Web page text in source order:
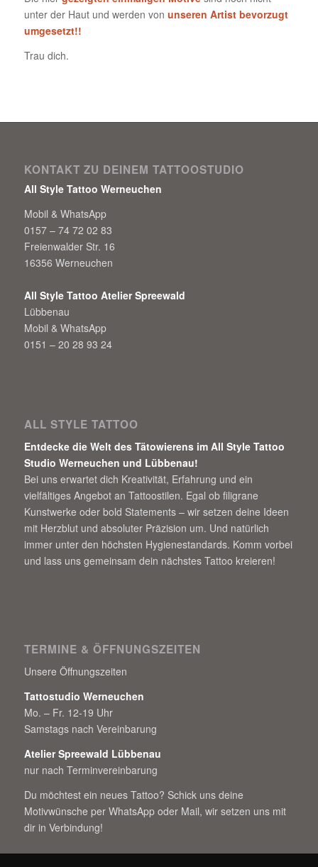
unter der Haut und werden von unseren Artist bevorzugt
umgesetzt!!
Trau dich.
KONTAKT ZU DEINEM TATTOOSTUDIO
All Style Tattoo Werneuchen
Mobil & WhatsApp
0157 – 74 72 02 83
Freienwalder Str. 16
16356 Werneuchen
All Style Tattoo Atelier Spreewald
Lübbenau
Mobil & WhatsApp
0151 – 20 28 93 24
ALL STYLE TATTOO
Entdecke die Welt des Tätowierens im All Style Tattoo
Studio Werneuchen und Lübbenau!
Bei uns erwartet dich Kreativität, Erfahrung und ein
vielfältiges Angebot an Tattoostilen. Egal ob filigrane
Kunstwerke oder bold Statements – wir setzen deine Ideen
mit Herzblut und absoluter Präzision um. Und natürlich
immer unter den höchsten Hygienestandards. Komm vorbei
und lass uns gemeinsam dein nächstes Tattoo kreieren!
TERMINE & ÖFFNUNGSZEITEN
Unsere Öffnungszeiten
Tattostudio Werneuchen
Mo. – Fr. 12-19 Uhr
Samstags nach Vereinbarung
Atelier Spreewald Lübbenau
nur nach Terminvereinbarung
Du möchtest ein neues Tattoo? Schick uns deine
Motivwünsche per WhatsApp oder Mail, wir setzen uns mit
dir in Verbindung!